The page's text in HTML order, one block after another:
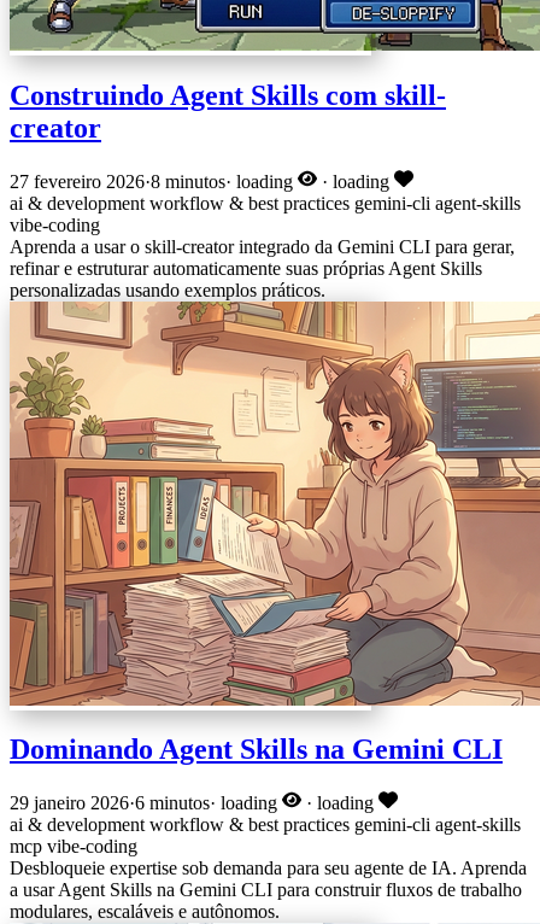
Construindo Agent Skills com skill-
creator
27 fevereiro 2026·8 minutos· loading · loading
ai & development workflow & best practices gemini-cli agent-skills
vibe-coding
Aprenda a usar o skill-creator integrado da Gemini CLI para gerar,
refinar e estruturar automaticamente suas próprias Agent Skills
personalizadas usando exemplos práticos.
Dominando Agent Skills na Gemini CLI
29 janeiro 2026·6 minutos· loading · loading
ai & development workflow & best practices gemini-cli agent-skills
mcp vibe-coding
Desbloqueie expertise sob demanda para seu agente de IA. Aprenda
a usar Agent Skills na Gemini CLI para construir fluxos de trabalho
modulares, escaláveis e autônomos.